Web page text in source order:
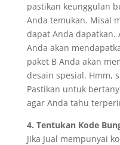
pastikan keunggulan
Anda temukan. Misal
dapat Anda dapatkan.
Anda akan
paket B Anda akan
desain spesial. Hmm,
Pastikan untuk
agar Anda tahu
4. Tentukan Kode
Jika Jual mempunyai